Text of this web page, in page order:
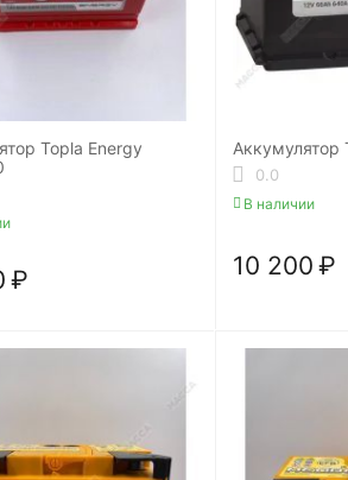
Topla Energy
₽
Аккумулятор
0.0
В наличии
10 200 ₽